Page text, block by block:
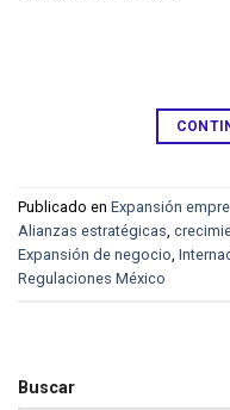
Publicado en Expansión
Alianzas estratégicas
Expansión de negocio
Regulaciones México
Buscar